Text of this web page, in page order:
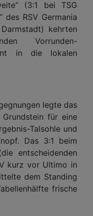
(3:1 bei TSG
des RSV Germania
kehrten
Vorrunden-
in die lokalen
legte das
für eine
Talsohle und
Das 3:1 beim
entscheidenden
kurz vor Ultimo in
dem Standing
frische